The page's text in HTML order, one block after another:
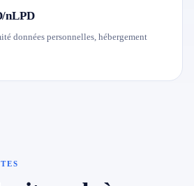
nLPD
données personnelles, hébergement